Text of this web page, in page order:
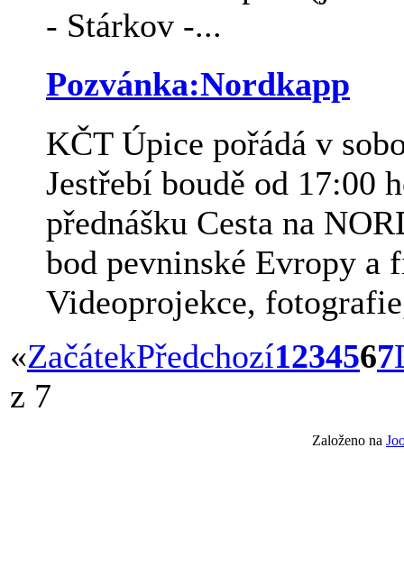
- Stárkov -...
Pozvánka:Nordkapp
KČT Úpice pořádá v
Jestřebí boudě od 17:00
přednášku Cesta na
bod pevninské Evropy a
Videoprojekce,
«ZačátekPředchozí1234567
z 7
Založeno na